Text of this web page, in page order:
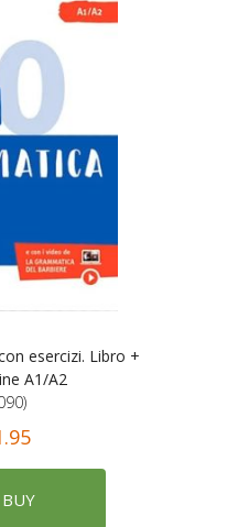
esercizi. Libro +
A1/A2
BUY